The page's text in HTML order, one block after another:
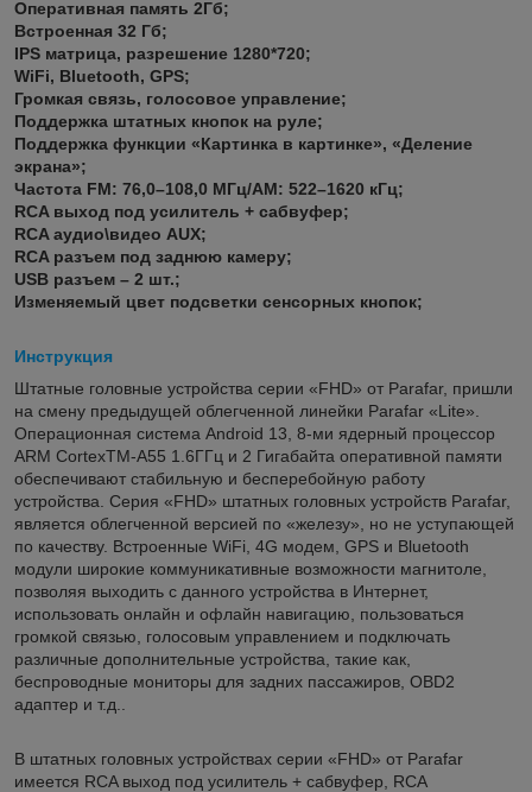
Оперативная память 2Гб;
Встроенная 32 Гб;
IPS матрица, разрешение 1280*720;
WiFi, Bluetooth, GPS;
Громкая связь, голосовое управление;
Поддержка штатных кнопок на руле;
Поддержка функции «Картинка в картинке», «Деление
экрана»;
Частота FM: 76,0–108,0 МГц/AM: 522–1620 кГц;
RCA выход под усилитель + сабвуфер;
RCA аудио\видео AUX;
RCA разъем под заднюю камеру;
USB разъем – 2 шт.;
Изменяемый цвет подсветки сенсорных кнопок;
Инструкция
Штатные головные устройства серии «FHD» от Parafar, пришли
на смену предыдущей облегченной линейки Parafar «Lite».
Операционная система Android 13, 8-ми ядерный процессор
ARM CortexTM-A55 1.6ГГц и 2 Гигабайта оперативной памяти
обеспечивают стабильную и бесперебойную работу
устройства. Серия «FHD» штатных головных устройств Parafar,
является облегченной версией по «железу», но не уступающей
по качеству. Встроенные WiFi, 4G модем, GPS и Bluetooth
модули широкие коммуникативные возможности магнитоле,
позволяя выходить с данного устройства в Интернет,
использовать онлайн и офлайн навигацию, пользоваться
громкой связью, голосовым управлением и подключать
различные дополнительные устройства, такие как,
беспроводные мониторы для задних пассажиров, OBD2
адаптер и т.д..
В штатных головных устройствах серии «FHD» от Parafar
имеется RCA выход под усилитель + сабвуфер, RCA